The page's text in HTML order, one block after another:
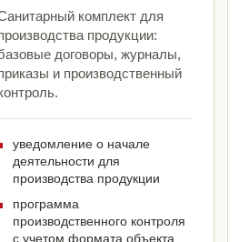
комплект для
продукции:
договоры, журналы,
и производственный
уведомление о начале
деятельности для
производства продукции
программа
производственного контроля
с учетом формата объекта